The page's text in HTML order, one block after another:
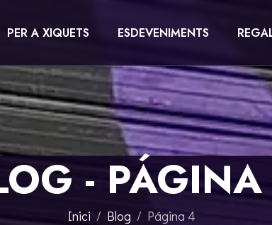
PER A XIQUETS ESDEVENIMENTS
-
Inici Blog Página 4